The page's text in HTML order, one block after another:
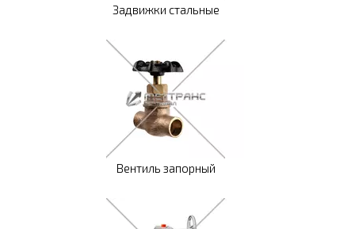
Задвижки стальные
Вентиль запорный